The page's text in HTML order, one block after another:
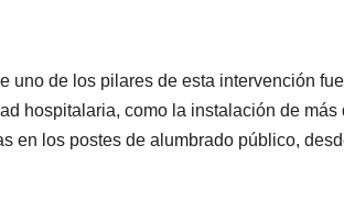
uno de los pilares de esta intervención
hospitalaria, como la instalación de
en los postes de alumbrado público,